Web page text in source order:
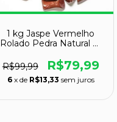
1 kg Jaspe Vermelho
Rolado Pedra Natural M
R$99,99
R$79,99
6 x de R$13,33 sem juros